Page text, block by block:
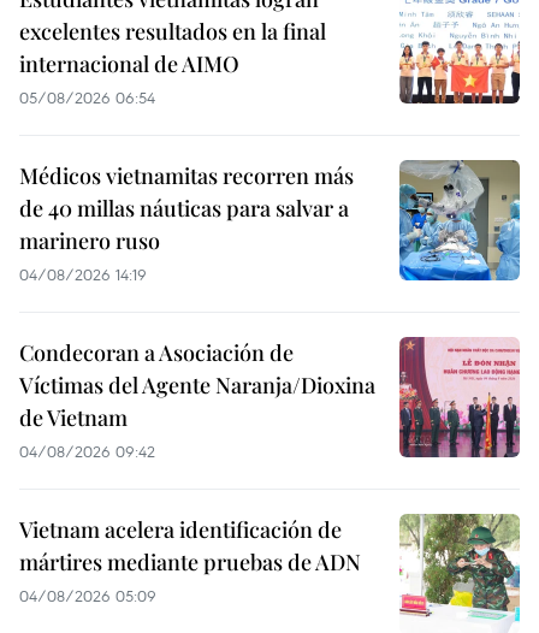
excelentes resultados en la final
internacional de AIMO
05/08/2026 06:54
Médicos vietnamitas recorren más
de 40 millas náuticas para salvar a
marinero ruso
04/08/2026 14:19
Condecoran a Asociación de
Víctimas del Agente Naranja/Dioxina
de Vietnam
04/08/2026 09:42
Vietnam acelera identificación de
mártires mediante pruebas de ADN
04/08/2026 05:09